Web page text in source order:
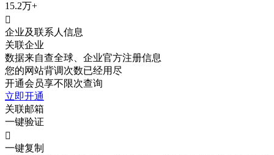
15.2万+

企业及联系人信息
关联企业
数据来自查全球、企业官方注册信息
您的网站背调次数已经用尽
开通会员享不限次查询
立即开通
关联邮箱
一键验证

一键复制